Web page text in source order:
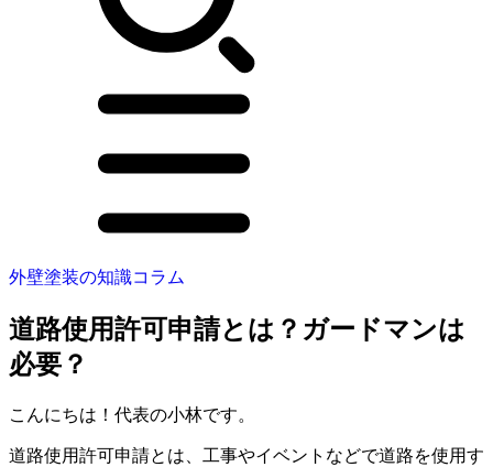
外壁塗装の知識コラム
道路使用許可申請とは？ガードマンは
必要？
こんにちは！代表の小林です。
道路使用許可申請とは、工事やイベントなどで道路を使用す